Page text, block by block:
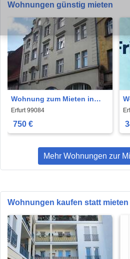
Wohnungen günstig mieten
Wohnung zum Mieten in
Erfurt 750 € 72.75 m²
Erfurt 99084
750 €
Mehr Wohnungen zur
Wohnungen kaufen statt mieten